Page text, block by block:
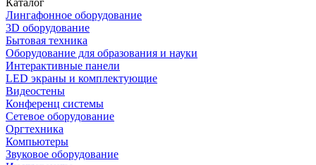
Каталог
Лингафонное оборудование
3D оборудование
Бытовая техника
Оборудование для образования и науки
Интерактивные панели
LED экраны и комплектующие
Видеостены
Конференц системы
Сетевое оборудование
Оргтехника
Компьютеры
Звуковое оборудование